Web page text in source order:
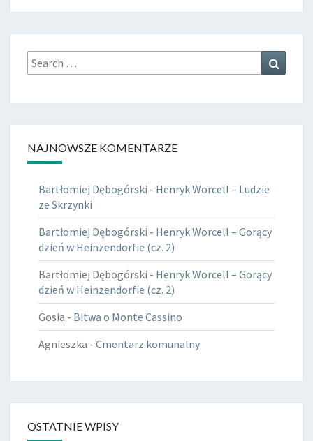
Search
for:
NAJNOWSZE KOMENTARZE
Bartłomiej Dębogórski - Henryk Worcell – Ludzie
ze Skrzynki
Bartłomiej Dębogórski - Henryk Worcell – Gorący
dzień w Heinzendorfie (cz. 2)
Bartłomiej Dębogórski - Henryk Worcell – Gorący
dzień w Heinzendorfie (cz. 2)
Gosia - Bitwa o Monte Cassino
Agnieszka - Cmentarz komunalny
OSTATNIE WPISY